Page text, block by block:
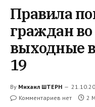
Правила
граждан
выходные в
19
By Михаил ШТЕРН
Комментариев нет 2